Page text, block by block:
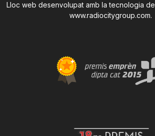
Lloc web desenvolupat amb la tecnologia de
www.radiocitygroup.com.